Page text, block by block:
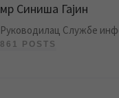
мр Синиша Гајин
Руководилац Службе
861 POSTS